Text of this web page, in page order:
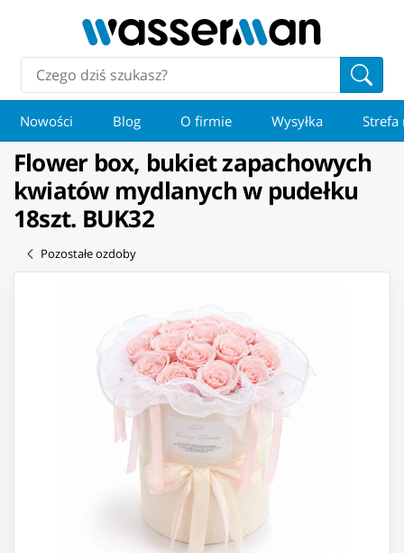
Nowości Blog O firmie Wysyłka Strefa
Flower box, bukiet zapachowych
kwiatów mydlanych w pudełku
18szt. BUK32
Pozostałe ozdoby